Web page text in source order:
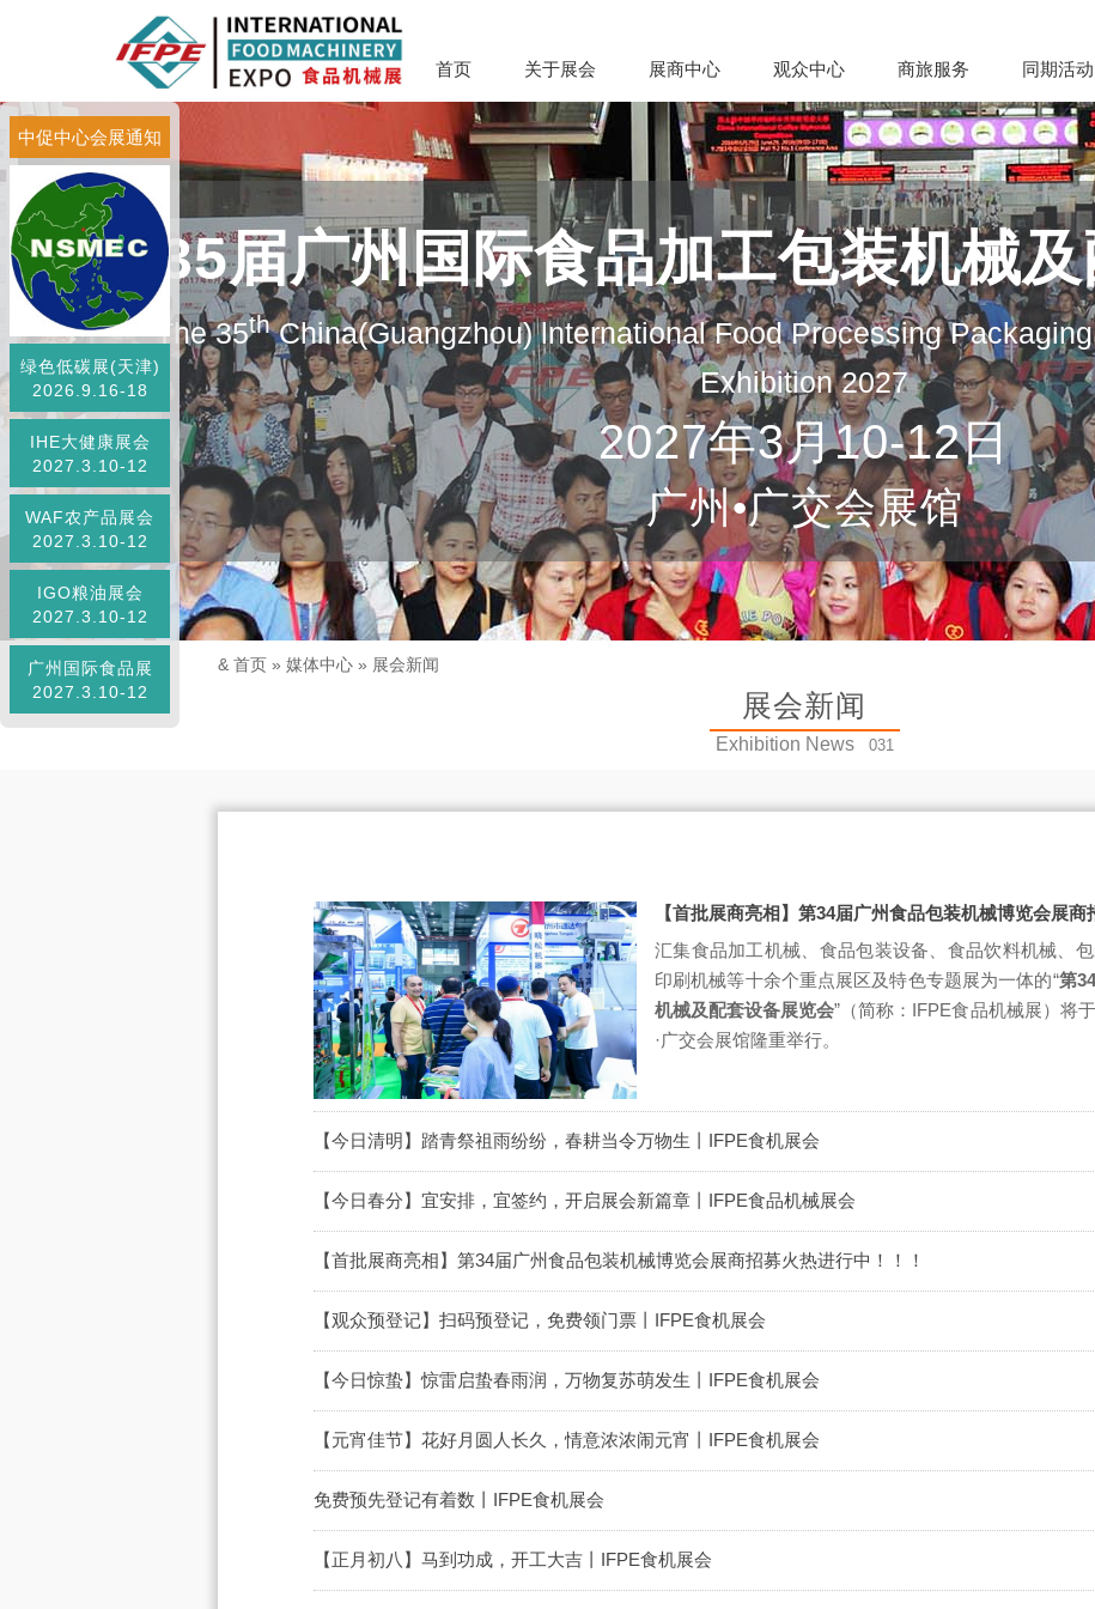
首页 关于展会 展商中心 观众中心 商旅服务 同期活动
第35届广州国际食品加工包装机械
The 35thChina(Guangzhou) lnternational Food Processing
Exhibition 2027
2027年3月10-12日
广州•广交会展馆
中促中心会展通知
绿色低碳展(天津)
2026.9.16-18
IHE大健康展会
2027.3.10-12
WAF农产品展会
2027.3.10-12
IGO粮油展会
2027.3.10-12
广州国际食品展
2027.3.10-12
& 首页 » 媒体中心 » 展会新闻
展会新闻
Exhibition News 031
【首批展商亮相】第34届广州食品包装机械博览会展商
汇集食品加工机械、食品包装设备、食品饮料机械、
印刷机械等十余个重点展区及特色专题展为一体的“第
机械及配套设备展览会”（简称：IFPE食品机械展）将
·广交会展馆隆重举行。
【今日清明】踏青祭祖雨纷纷，春耕当令万物生丨IFPE食机展会
【今日春分】宜安排，宜签约，开启展会新篇章丨IFPE食品机械展会
【首批展商亮相】第34届广州食品包装机械博览会展商招募火热进行中！！！
【观众预登记】扫码预登记，免费领门票丨IFPE食机展会
【今日惊蛰】惊雷启蛰春雨润，万物复苏萌发生丨IFPE食机展会
【元宵佳节】花好月圆人长久，情意浓浓闹元宵丨IFPE食机展会
免费预先登记有着数丨IFPE食机展会
【正月初八】马到功成，开工大吉丨IFPE食机展会